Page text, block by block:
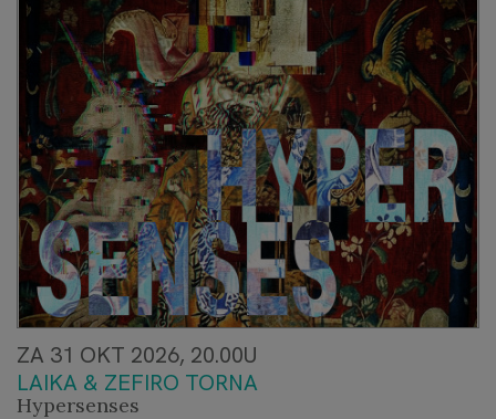
ZA 31 OKT 2026, 20.00U
LAIKA & ZEFIRO TORNA
Hypersenses